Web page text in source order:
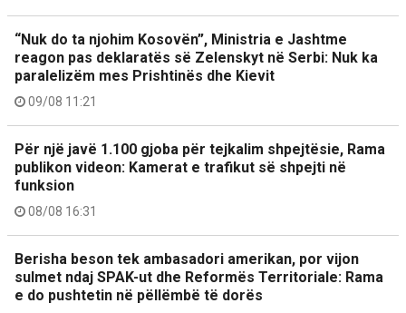
“Nuk do ta njohim Kosovën”, Ministria e Jashtme
reagon pas deklaratës së Zelenskyt në Serbi: Nuk ka
paralelizëm mes Prishtinës dhe Kievit
09/08 11:21
Për një javë 1.100 gjoba për tejkalim shpejtësie, Rama
publikon videon: Kamerat e trafikut së shpejti në
funksion
08/08 16:31
Berisha beson tek ambasadori amerikan, por vijon
sulmet ndaj SPAK-ut dhe Reformës Territoriale: Rama
e do pushtetin në pëllëmbë të dorës